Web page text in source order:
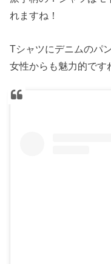
れますね！
Tシャツにデニムのパ
女性からも魅力的です